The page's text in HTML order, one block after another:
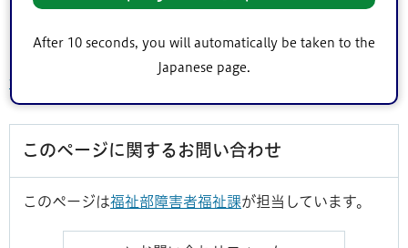
After 10 seconds, you will automatically be taken to the
Japanese page.
wellbeing.jp/facility/jobanti/
このページに関するお問い合わせ
このページは福祉部障害者福祉課が担当しています。